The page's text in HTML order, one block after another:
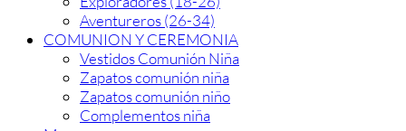
Aventureros (26-34)
COMUNION Y CEREMONIA
Vestidos Comunión Niña
Zapatos comunión niña
Zapatos comunión niño
Complementos niña